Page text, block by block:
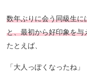
数年ぶりに会う同級生に
と、最初から好印象を与
たとえば、
「大人っぽくなったね」